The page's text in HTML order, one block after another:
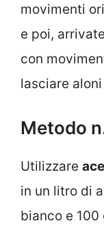
movimenti
e poi,
con
lasciare
Metodo
Utilizzare
in un litro di
bianco e